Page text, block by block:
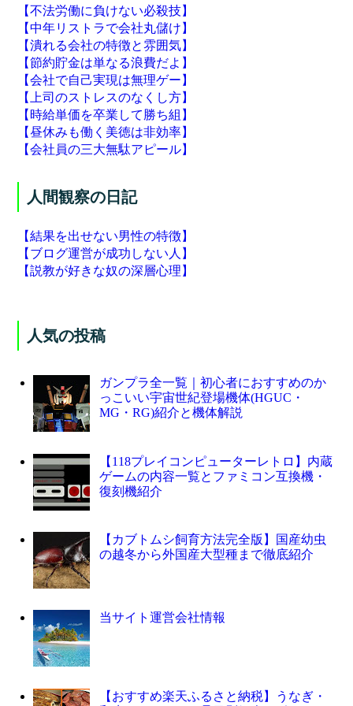
【不法労働に負けない必殺技】
【中年リストラで会社丸儲け】
【潰れる会社の特徴と雰囲気】
【節約貯金は単なる浪費だよ】
【会社で自己実現は無理ゲー】
【上司のストレスのなくし方】
【時給単価を卒業して勝ち組】
【昼休みも働く美徳は非効率】
【会社員の三大無駄アピール】
人間観察の日記
【結果を出せない男性の特徴】
【ブログ運営が成功しない人】
【説教が好きな奴の深層心理】
人気の投稿
ガンプラ全一覧｜初心者におすすめのか
っこいい宇宙世紀登場機体(HGUC・
MG・RG)紹介と機体解説
【118プレイコンピューターレトロ】内蔵
ゲームの内容一覧とファミコン互換機・
復刻機紹介
【カブトムシ飼育方法完全版】国産幼虫
の越冬から外国産大型種まで徹底紹介
当サイト運営会社情報
【おすすめ楽天ふるさと納税】うなぎ・